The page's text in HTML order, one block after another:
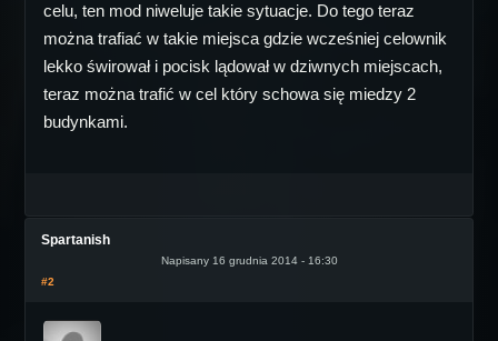
celu, ten mod niweluje takie sytuacje. Do tego teraz
można trafiać w takie miejsca gdzie wcześniej celownik
lekko świrował i pocisk lądował w dziwnych miejscach,
teraz można trafić w cel który schowa się miedzy 2
budynkami.
Spartanish
Napisany 16 grudnia 2014 - 16:30
#2